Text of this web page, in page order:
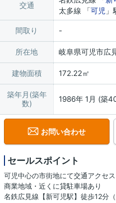
交通
太多線 「可児
間取り
所在地 岐阜県可児市広
建物面積 172.22㎡
築年月(築年
数)
1986年 1月 (築
お問い合わせ
セールスポイント
可児中心の市街地にて交通アクセス
商業地域・近くに貸駐車場あり
名鉄広見線【新可児駅】徒歩12分